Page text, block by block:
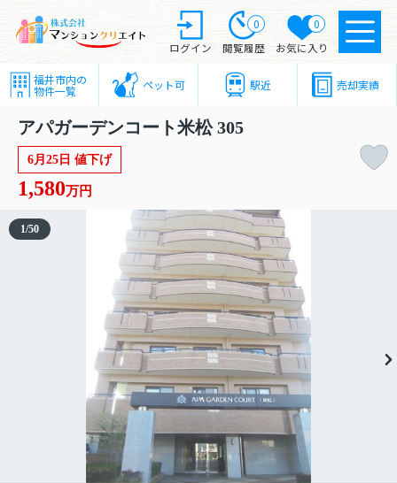
ログイン
0
閲覧履歴
0
お気に入り
福井市内の
物件一覧 ペット可 駅近 売却実績
アパガーデンコート米松 305
6月25日 値下げ
1,580万円
1/50